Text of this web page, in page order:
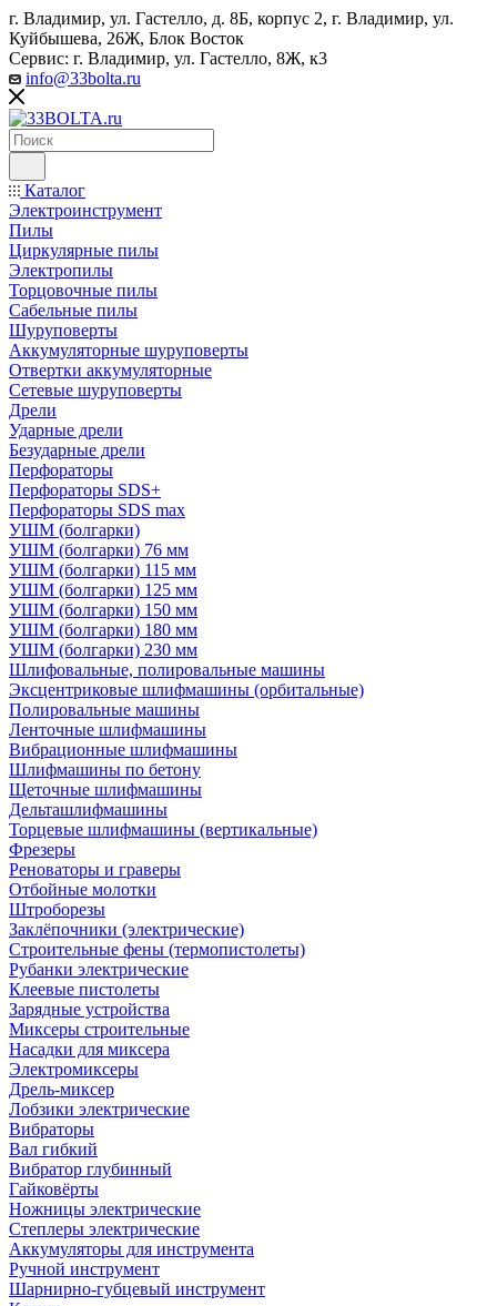
г. Владимир, ул. Гастелло, д. 8Б, корпус 2, г. Владимир, ул. ​
Куйбышева, 26Ж, Блок Восток
Сервис: г. Владимир, ул. Гастелло, 8Ж, к3
info@33bolta.ru
Каталог
Электроинструмент
Пилы
Циркулярные пилы
Электропилы
Торцовочные пилы
Сабельные пилы
Шуруповерты
Аккумуляторные шуруповерты
Отвертки аккумуляторные
Сетевые шуруповерты
Дрели
Ударные дрели
Безударные дрели
Перфораторы
Перфораторы SDS+
Перфораторы SDS max
УШМ (болгарки)
УШМ (болгарки) 76 мм
УШМ (болгарки) 115 мм
УШМ (болгарки) 125 мм
УШМ (болгарки) 150 мм
УШМ (болгарки) 180 мм
УШМ (болгарки) 230 мм
Шлифовальные, полировальные машины
Эксцентриковые шлифмашины (орбитальные)
Полировальные машины
Ленточные шлифмашины
Вибрационные шлифмашины
Шлифмашины по бетону
Щеточные шлифмашины
Дельташлифмашины
Торцевые шлифмашины (вертикальные)
Фрезеры
Реноваторы и граверы
Отбойные молотки
Штроборезы
Заклёпочники (электрические)
Строительные фены (термопистолеты)
Рубанки электрические
Клеевые пистолеты
Зарядные устройства
Миксеры строительные
Насадки для миксера
Электромиксеры
Дрель-миксер
Лобзики электрические
Вибраторы
Вал гибкий
Вибратор глубинный
Гайковёрты
Ножницы электрические
Степлеры электрические
Аккумуляторы для инструмента
Ручной инструмент
Шарнирно-губцевый инструмент